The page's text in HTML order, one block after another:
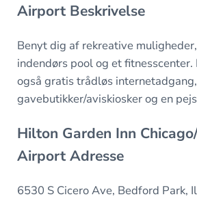
Airport Beskrivelse
Benyt dig af rekreative
indendørs pool og et
også gratis trådløs internetadgang,
gavebutikker/aviskiosker og en
Hilton Garden Inn
Airport Adresse
6530 S Cicero Ave, Bedford Park,